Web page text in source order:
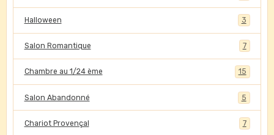
Halloween 3
Salon Romantique 7
Chambre au 1/24 ème 15
Salon Abandonné 5
Chariot Provençal 7